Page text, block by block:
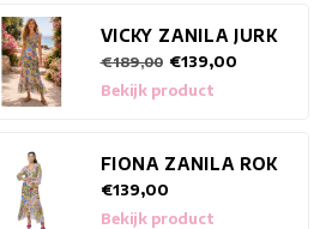
VICKY ZANILA JURK
€189,00 €139,00
Bekijk product
FIONA ZANILA ROK
€139,00
Bekijk product